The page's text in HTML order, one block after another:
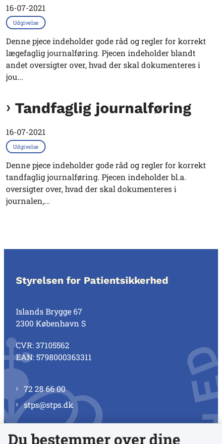
16-07-2021
Udgivelse
Denne pjece indeholder gode råd og regler for korrekt
lægefaglig journalføring. Pjecen indeholder blandt
andet oversigter over, hvad der skal dokumenteres i
jou...
Tandfaglig journalføring
16-07-2021
Udgivelse
Denne pjece indeholder gode råd og regler for korrekt
tandfaglig journalføring. Pjecen indeholder bl.a.
oversigter over, hvad der skal dokumenteres i
journalen,...
Styrelsen for Patientsikkerhed
Islands Brygge 67
2300 København S
CVR: 37105562
EAN: 5798000363311
72 28 66 00
stps@stps.dk
Du bestemmer over dine